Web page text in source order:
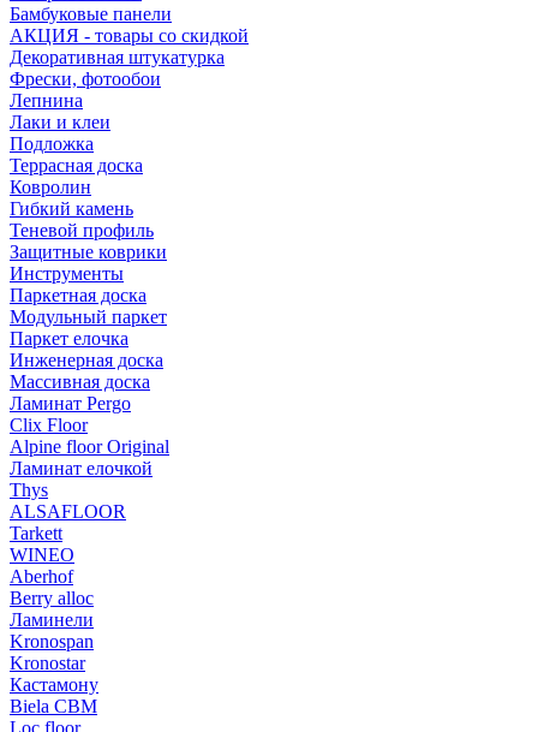
Бамбуковые панели
АКЦИЯ - товары со скидкой
Декоративная штукатурка
Фрески, фотообои
Лепнина
Лаки и клеи
Подложка
Террасная доска
Ковролин
Гибкий камень
Теневой профиль
Защитные коврики
Инструменты
Паркетная доска
Модульный паркет
Паркет елочка
Инженерная доска
Массивная доска
Ламинат Pergo
Clix Floor
Alpine floor Original
Ламинат елочкой
Thys
ALSAFLOOR
Tarkett
WINEO
Aberhof
Berry alloc
Ламинели
Kronospan
Kronostar
Кастамону
Biela CBM
Loc floor